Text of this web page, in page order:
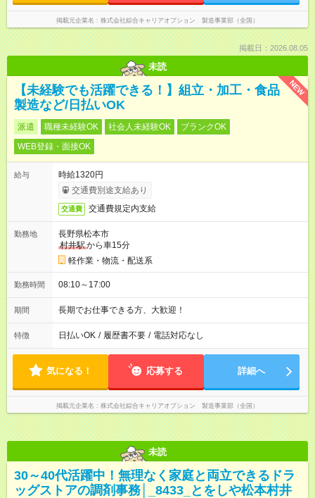
掲載元企業名 株式会社綜合キャリアオプション 製造事業部（全国）
掲載日：2026.08.05
未読
NEW
【未経験でも活躍できる！】組立・加工・食品
製造など/日払いOK
派遣 職種未経験OK 社会人未経験OK
ブランクOK
WEB登録・面接OK
給与
時給1320円
交通費別途支給あり
交通費 交通費規定内支給
勤務地
長野県松本市
村井駅から車15分
軽作業・物流・配送系
勤務時間 08:10～17:00
期間 長期でお仕事できる方、大歓迎！
特徴 日払いOK / 履歴書不要 / 電話対応なし
気になる！ 応募する 詳細へ
掲載元企業名 株式会社綜合キャリアオプション 製造事業部（全国）
未読
30～40代活躍中！無理なく家庭と両立できるドラ
ッグストアの調剤事務│_8433_とをしや松本村井